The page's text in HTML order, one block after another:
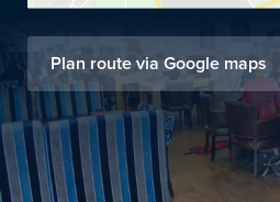
Plan route via Google maps